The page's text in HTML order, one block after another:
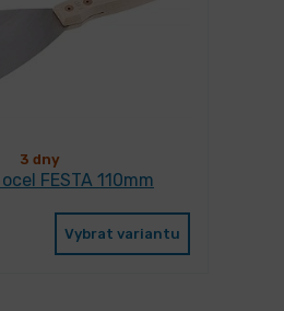
3 dny
FESTA 110mm
Vybrat variantu